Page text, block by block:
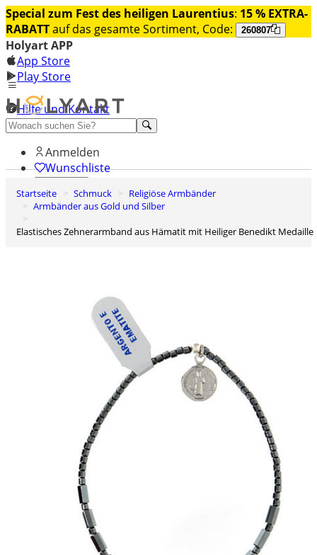
Special zum Fest des heiligen Laurentius: 15 % EXTRA-
RABATTauf das gesamte Sortiment, Code: 260807
Holyart APP
App Store
Play Store
Hilfe und Kontakt
Entdecken Sie Premium
Anmelden
Wunschliste
0
Warenkorb
Startseite Schmuck
Religiöse Armbänder
Armbänder aus Gold und Silber
Elastisches Zehnerarmband aus Hämatit mit Heiliger Benedikt Medaille